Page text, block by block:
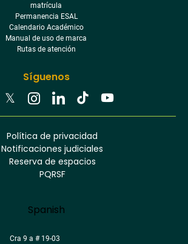
Síguenos
TwitterInstagramLinkedinTiktokYoutube
matrícula
Permanencia ESAL
Calendario Académico
Manual de uso de marca
Rutas de atención
Política de privacidad
Notificaciones judiciales
Reserva de espacios
PQRSF
Language
Spanish
Cra 9 a # 19-03